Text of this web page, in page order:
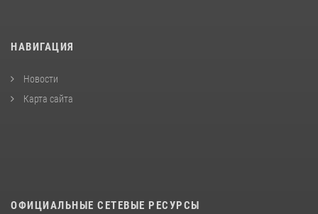
НАВИГАЦИЯ
Новости
Карта сайта
ОФИЦИАЛЬНЫЕ СЕТЕВЫЕ РЕСУРСЫ